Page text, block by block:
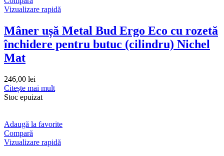
Vizualizare rapidă
Mâner ușă Metal Bud Ergo Eco cu rozetă
închidere pentru butuc (cilindru) Nichel
Mat
246,00 lei
Citește mai mult
Stoc epuizat
Adaugă la favorite
Compară
Vizualizare rapidă